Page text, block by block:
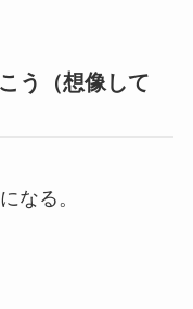
う（想像して
なる。